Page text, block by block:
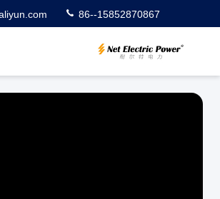
86--15852870867